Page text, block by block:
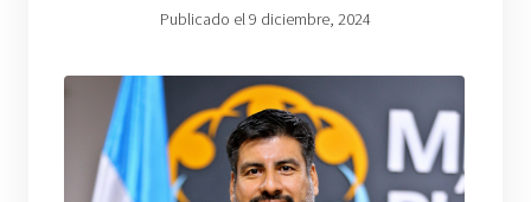
Publicado el 9 diciembre, 2024